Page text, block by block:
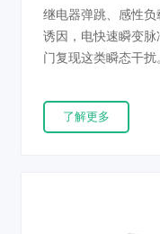
继电器弹跳、感性
诱因，电快速瞬变
门复现这类瞬态干
给半导体结电容累积
作、程序错乱。 本
了解更多